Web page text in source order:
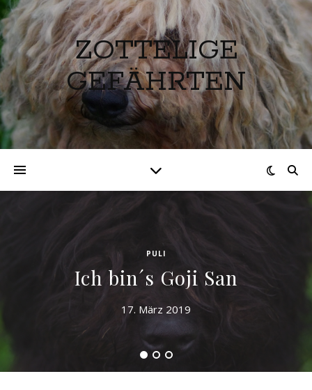
ZOTTELIGE
GEFÄHRTEN
PULI
Ich bin´s Goji San
17. März 2019